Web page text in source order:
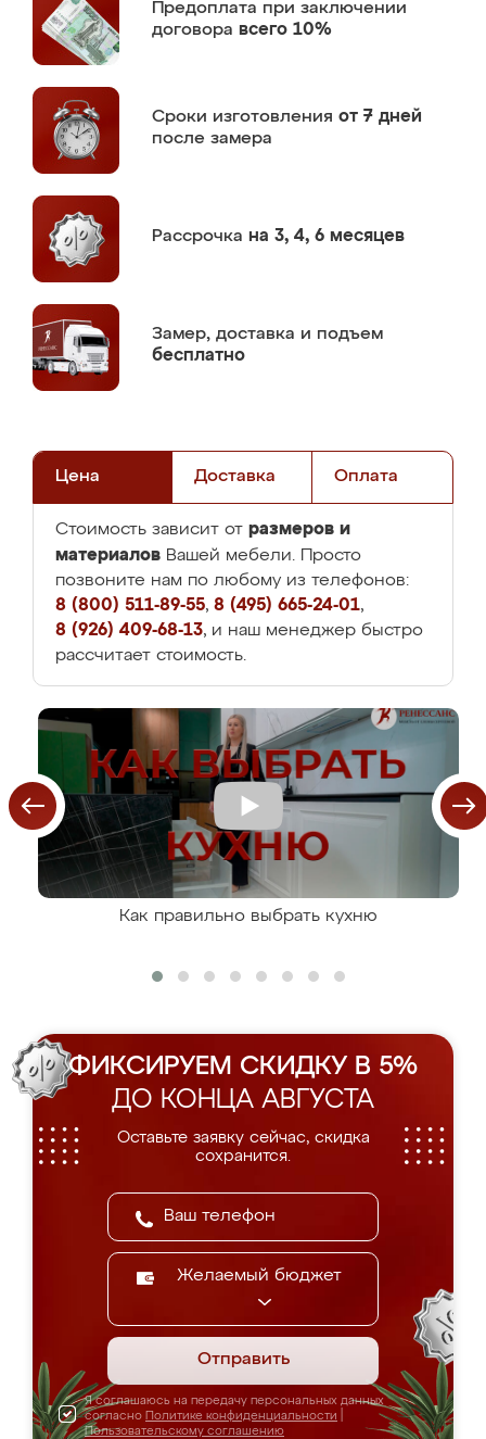
Предоплата при заключении
договора всего 10%
Сроки изготовления от 7 дней
после замера
Рассрочка на 3, 4, 6 месяцев
Замер, доставка и подъем
бесплатно
Цена Доставка Оплата
Стоимость зависит от размеров и
материалов Вашей мебели. Просто
позвоните нам по любому из телефонов:
8 (800) 511-89-55, 8 (495) 665-24-01,
8 (926) 409-68-13, и наш менеджер быстро
рассчитает стоимость.
Как правильно выбрать кухню
ФИКСИРУЕМ СКИДКУ В 5%
ДО КОНЦА АВГУСТА
Оставьте заявку сейчас, скидка
сохранится.
Желаемый бюджет
Отправить
Я соглашаюсь на передачу персональных данных
согласно Политике конфиденциальности
Пользовательскому соглашению